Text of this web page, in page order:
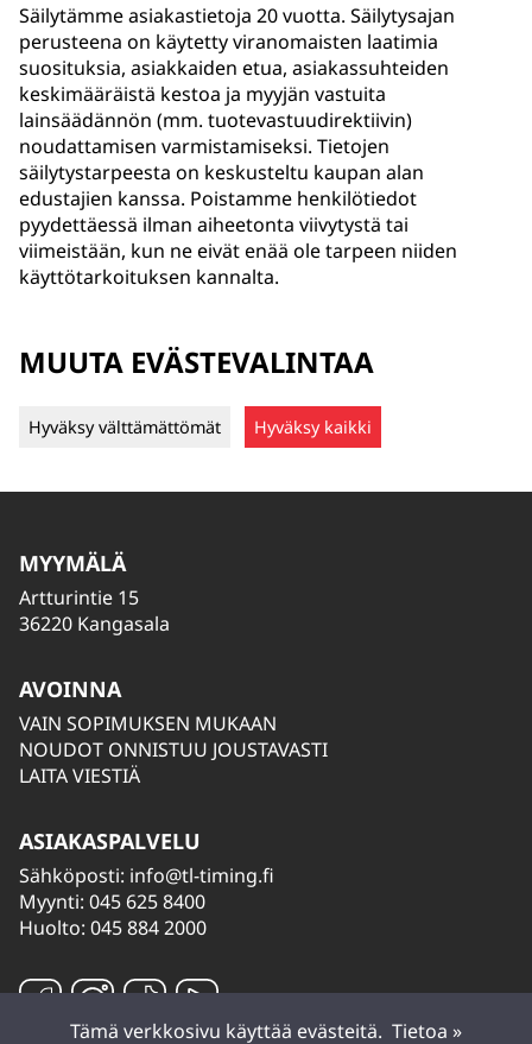
Säilytämme asiakastietoja 20 vuotta. Säilytysajan
perusteena on käytetty viranomaisten laatimia
suosituksia, asiakkaiden etua, asiakassuhteiden
keskimääräistä kestoa ja myyjän vastuita
lainsäädännön (mm. tuotevastuudirektiivin)
noudattamisen varmistamiseksi. Tietojen
säilytystarpeesta on keskusteltu kaupan alan
edustajien kanssa. Poistamme henkilötiedot
pyydettäessä ilman aiheetonta viivytystä tai
viimeistään, kun ne eivät enää ole tarpeen niiden
käyttötarkoituksen kannalta.
MUUTA EVÄSTEVALINTAA
Hyväksy välttämättömät Hyväksy kaikki
MYYMÄLÄ
Artturintie 15
36220 Kangasala
AVOINNA
VAIN SOPIMUKSEN MUKAAN
NOUDOT ONNISTUU JOUSTAVASTI
LAITA VIESTIÄ
ASIAKASPALVELU
Sähköposti: info@tl-timing.fi
Myynti: 045 625 8400
Huolto: 045 884 2000
Tämä verkkosivu käyttää evästeitä. Tietoa »